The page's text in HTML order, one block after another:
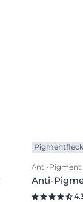
Anti-Pigment
Anti-